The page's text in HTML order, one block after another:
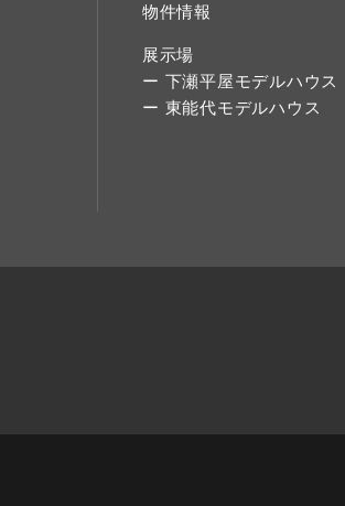
物件情報
展示場
下瀬平屋モデルハウス
東能代モデルハウス